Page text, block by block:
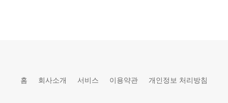
홈 회사소개 서비스 이용약관 개인정보 처리방침